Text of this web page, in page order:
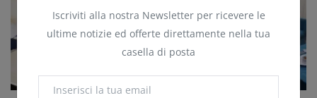
Iscriviti alla nostra Newsletter per ricevere le
ultime notizie ed offerte direttamente nella tua
casella di posta